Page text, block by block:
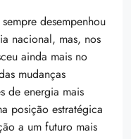
desempenhou
nacional, mas, nos
ainda mais no
mudanças
de energia mais
posição estratégica
a um futuro mais